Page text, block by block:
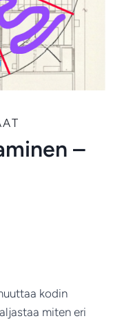
–
kodin
miten eri